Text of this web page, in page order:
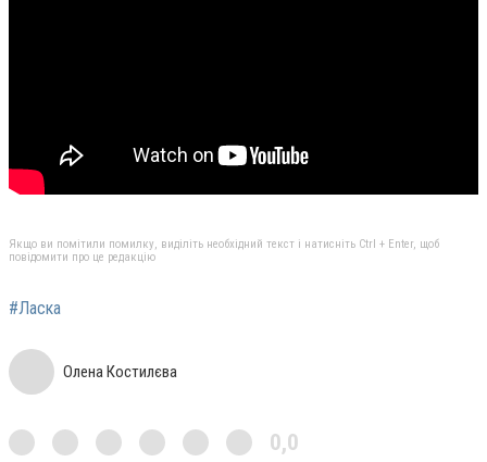
Якщо ви помітили помилку, виділіть необхідний текст і натисніть Ctrl + Enter, щоб
повідомити про це редакцію
#Ласка
Олена Костилєва
0,0